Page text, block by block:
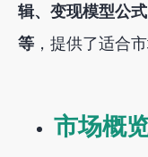
辑、变现模型公
等 ，提供了适合
市场概